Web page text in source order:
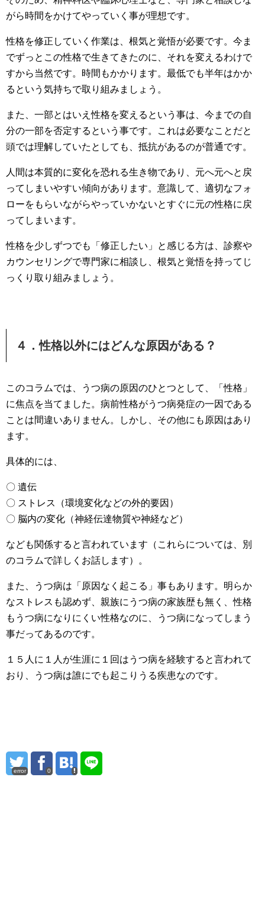
がら時間をかけてやっていく事が理想です。
性格を修正していく作業は、根気と覚悟が必要です。今ま
でずっとこの性格で生きてきたのに、それを変えるわけで
すから当然です。時間もかかります。最低でも半年はかか
るという気持ちで取り組みましょう。
また、一部とはいえ性格を変えるという事は、今までの自
分の一部を否定するという事です。これは必要なことだと
頭では理解していたとしても、抵抗があるのが普通です。
人間は本質的に変化を恐れる生き物であり、元へ元へと戻
ってしまいやすい傾向があります。意識して、適切なフォ
ローをもらいながらやっていかないとすぐに元の性格に戻
ってしまいます。
性格を少しずつでも「修正したい」と感じる方は、診察や
カウンセリングで専門家に相談し、根気と覚悟を持ってじ
っくり取り組みましょう。
４．性格以外にはどんな原因がある？
このコラムでは、うつ病の原因のひとつとして、「性格」
に焦点を当てました。病前性格がうつ病発症の一因である
ことは間違いありません。しかし、その他にも原因はあり
ます。
具体的には、
〇 遺伝
〇 ストレス（環境変化などの外的要因）
〇 脳内の変化（神経伝達物質や神経など）
なども関係すると言われています（これらについては、別
のコラムで詳しくお話します）。
また、うつ病は「原因なく起こる」事もあります。明らか
なストレスも認めず、親族にうつ病の家族歴も無く、性格
もうつ病になりにくい性格なのに、うつ病になってしまう
事だってあるのです。
１５人に１人が生涯に１回はうつ病を経験すると言われて
おり、うつ病は誰にでも起こりうる疾患なのです。
error 0